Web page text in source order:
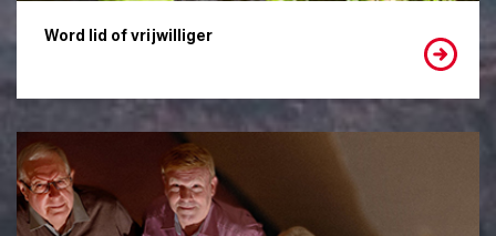
Word lid of vrijwilliger